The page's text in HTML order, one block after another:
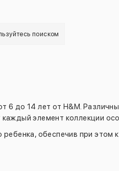
поиском
6 до 14 лет от H&M.
элемент коллекции
ребенка, обеспечив при этом